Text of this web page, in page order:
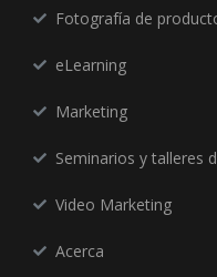
Fotografía de
eLearning
Marketing
Seminarios y talleres
Video Marketing
Acerca